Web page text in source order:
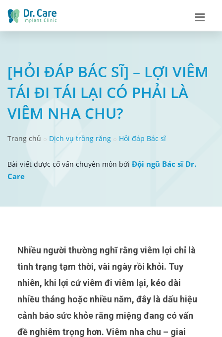
[HỎI ĐÁP BÁC SĨ] – LỢI VIÊM
TÁI ĐI TÁI LẠI CÓ PHẢI LÀ
VIÊM NHA CHU?
Trang chủ Dịch vụ trồng răng Hỏi đáp Bác sĩ
Bài viết được cố vấn chuyên môn bởi Đội ngũ Bác sĩ Dr.
Care
Nhiều người thường nghĩ rằng viêm lợi chỉ là
tình trạng tạm thời, vài ngày rồi khỏi. Tuy
nhiên, khi lợi cứ viêm đi viêm lại, kéo dài
nhiều tháng hoặc nhiều năm, đây là dấu hiệu
cảnh báo sức khỏe răng miệng đang có vấn
đề nghiêm trọng hơn. Viêm nha chu – giai